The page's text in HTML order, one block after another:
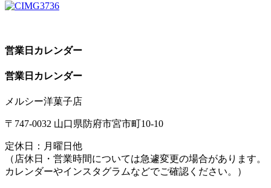
営業日カレンダー
営業日カレンダー
メルシー洋菓子店
〒747-0032 山口県防府市宮市町10-10
定休日：月曜日他
（店休日・営業時間については急遽変更の場合があります。
カレンダーやインスタグラムなどでご確認ください。）